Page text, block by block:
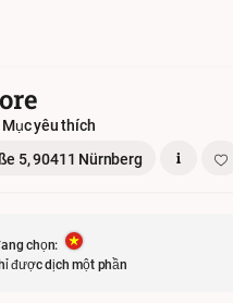
yêu thích
5, 90411 Nürnberg
chọn:
được dịch một phần